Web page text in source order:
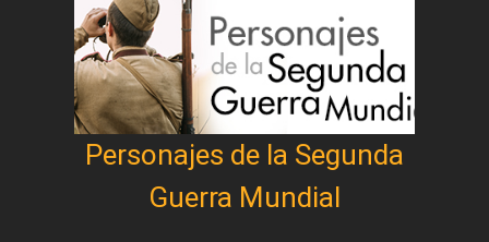
Personajes de la Segunda
Guerra Mundial